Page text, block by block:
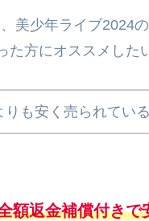
、美少年ライブ2024の
た方にオススメした
りも安く売られてい
額返金補償付きで